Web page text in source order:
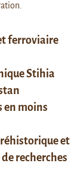
ferroviaire
Stihia
en moins
et
recherches